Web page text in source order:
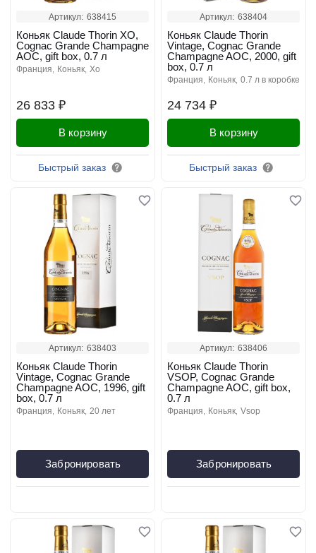
Артикул: 638415
26 833 ₽
Коньяк Claude Thorin XO,
Cognac Grande Champagne
AOC, gift box, 0.7 л
франция коньяк xo
В корзину
Быстрый заказ
Артикул: 638404
24 734 ₽
Коньяк Claude Thorin
Vintage, Cognac Grande
Champagne AOC, 2000, gift
box, 0.7 л
франция коньяк 0.7 л в коробке
В корзину
Быстрый заказ
Артикул: 638403
Коньяк Claude Thorin
Vintage, Cognac Grande
Champagne AOC, 1996, gift
box, 0.7 л
франция коньяк 20 лет
Забронировать
Артикул: 638406
Коньяк Claude Thorin
VSOP, Cognac Grande
Champagne AOC, gift box,
0.7 л
франция коньяк vsop
Забронировать